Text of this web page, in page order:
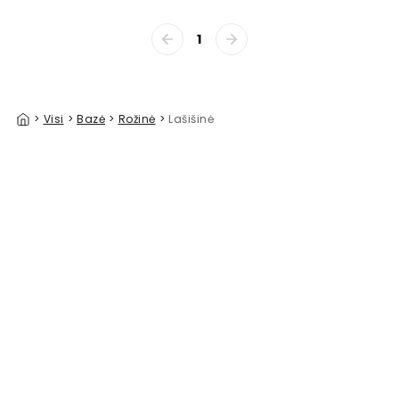
1
> Visi > Bazė > Rožinė > Lašišinė